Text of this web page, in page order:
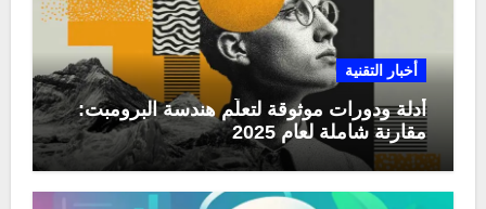
أخبار التقنية
أدلة ودورات موثوقة لتعلّم هندسة البرومبت:
مقارنة شاملة لعام 2025